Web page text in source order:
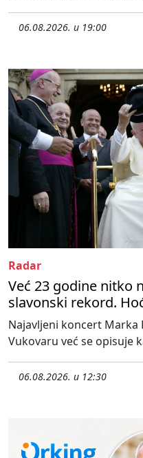
06.08.2026. u 19:00
Radar
Već 23 godine nitko
slavonski rekord.
Najavljeni koncert Marka
Vukovaru već se opisuje
06.08.2026. u 12:30